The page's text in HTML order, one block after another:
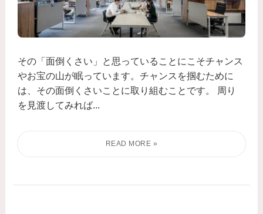
その「面倒くさい」と思っていることにこそチャンス
やお宝の山が眠っています。チャンスを掴むために
は、その面倒くさいことに取り組むことです。 周り
を見渡してみれば...